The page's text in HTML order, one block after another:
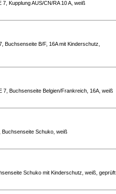
Kupplung AUS/CN/RA 10 A, weiß
Buchsenseite B/F, 16A mit Kinderschutz,
7, Buchsenseite Belgien/Frankreich, 16A, weiß
Buchsenseite Schuko, weiß
Schuko mit Kinderschutz, weiß, geprüft